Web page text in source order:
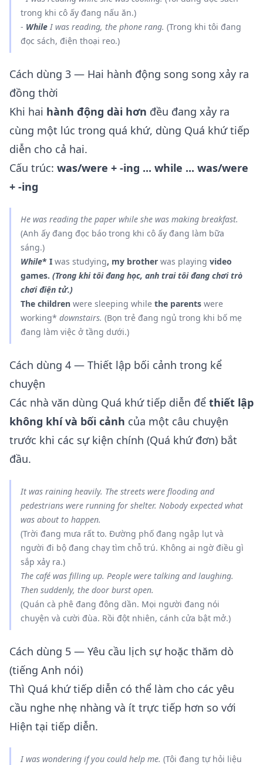
trong khi cô ấy đang nấu ăn.)
- While I was reading, the phone rang. (Trong khi tôi đang
đọc sách, điện thoại reo.)
Cách dùng 3 — Hai hành động song song xảy ra
đồng thời
Khi hai hành động dài hơn đều đang xảy ra
cùng một lúc trong quá khứ, dùng Quá khứ tiếp
diễn cho cả hai.
Cấu trúc: was/were + -ing ... while ... was/were
+ -ing
He was reading the paper while she was making breakfast.
(Anh ấy đang đọc báo trong khi cô ấy đang làm bữa
sáng.)
While* I was studying, my brother was playing video
games. (Trong khi tôi đang học, anh trai tôi đang chơi trò
chơi điện tử.)
The children were sleeping while the parents were
working* downstairs. (Bọn trẻ đang ngủ trong khi bố mẹ
đang làm việc ở tầng dưới.)
Cách dùng 4 — Thiết lập bối cảnh trong kể
chuyện
Các nhà văn dùng Quá khứ tiếp diễn để thiết lập
không khí và bối cảnh của một câu chuyện
trước khi các sự kiện chính (Quá khứ đơn) bắt
đầu.
It was raining heavily. The streets were flooding and
pedestrians were running for shelter. Nobody expectedwhat
was about to happen.
(Trời đang mưa rất to. Đường phố đang ngập lụt và
người đi bộ đang chạy tìm chỗ trú. Không ai ngờ điều gì
sắp xảy ra.)
The café was filling up. People were talking and laughing.
Then suddenly, the door burst open.
(Quán cà phê đang đông dần. Mọi người đang nói
chuyện và cười đùa. Rồi đột nhiên, cánh cửa bật mở.)
Cách dùng 5 — Yêu cầu lịch sự hoặc thăm dò
(tiếng Anh nói)
Thì Quá khứ tiếp diễn có thể làm cho các yêu
cầu nghe nhẹ nhàng và ít trực tiếp hơn so với
Hiện tại tiếp diễn.
Iwas wondering if you could help me. (Tôi đang tự hỏi liệu